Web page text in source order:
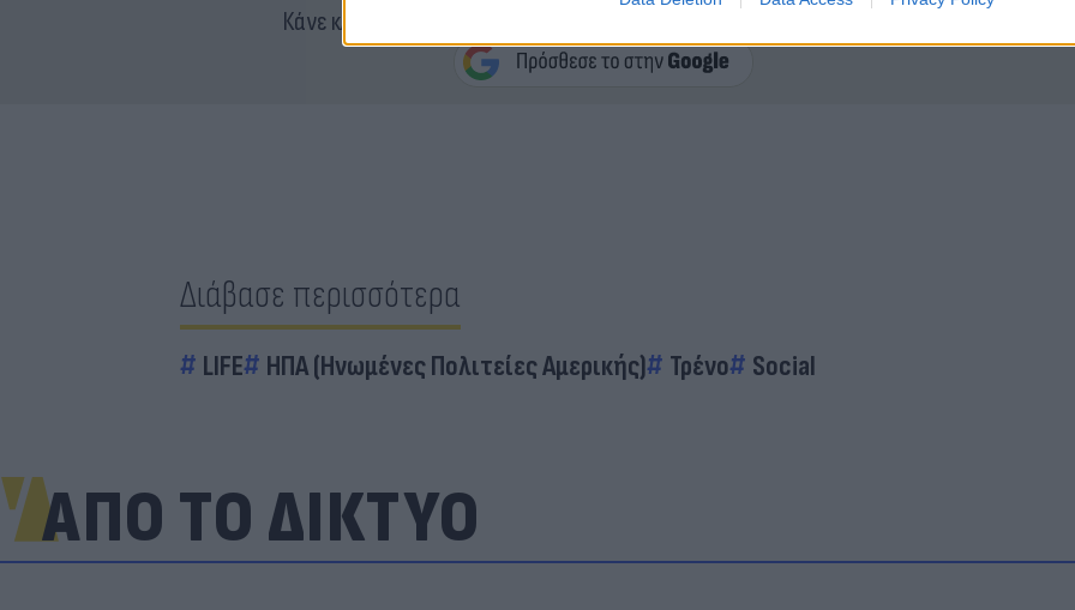
Κάνε κλικ και δες περισσότερο
Διάβασε περισσότερα
LIFE ΗΠΑ (Ηνωμένες Πολιτείες Αμερικής) Τρένο Social
ΑΠΟ ΤΟ ΔΙΚΤΥΟ